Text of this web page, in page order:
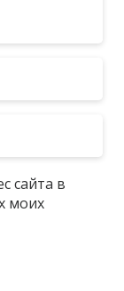
сайта в
моих